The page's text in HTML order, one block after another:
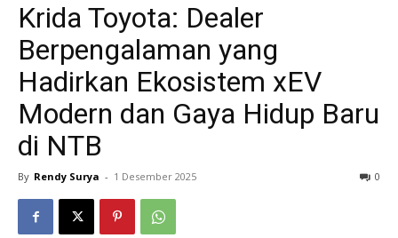
Krida Toyota: Dealer
Berpengalaman yang
Hadirkan Ekosistem xEV
Modern dan Gaya Hidup Baru
di NTB
By Rendy Surya - 1 Desember 2025 0